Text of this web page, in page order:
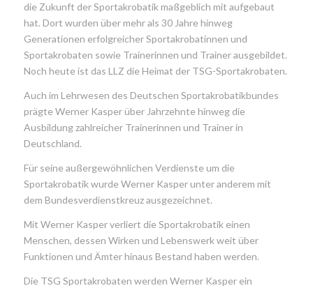
die Zukunft der Sportakrobatik maßgeblich mit aufgebaut
hat. Dort wurden über mehr als 30 Jahre hinweg
Generationen erfolgreicher Sportakrobatinnen und
Sportakrobaten sowie Trainerinnen und Trainer ausgebildet.
Noch heute ist das LLZ die Heimat der TSG-Sportakrobaten.
Auch im Lehrwesen des Deutschen Sportakrobatikbundes
prägte Werner Kasper über Jahrzehnte hinweg die
Ausbildung zahlreicher Trainerinnen und Trainer in
Deutschland.
Für seine außergewöhnlichen Verdienste um die
Sportakrobatik wurde Werner Kasper unter anderem mit
dem Bundesverdienstkreuz ausgezeichnet.
Mit Werner Kasper verliert die Sportakrobatik einen
Menschen, dessen Wirken und Lebenswerk weit über
Funktionen und Ämter hinaus Bestand haben werden.
Die TSG Sportakrobaten werden Werner Kasper ein